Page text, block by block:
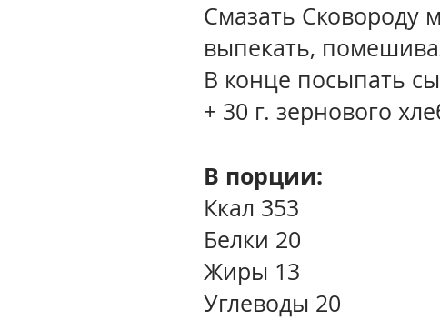
Смазать Сковороду
выпекать,
В конце посыпать
+ 30 г. зернового
В порции:
Ккал 353
Белки 20
Жиры 13
Углеводы 20